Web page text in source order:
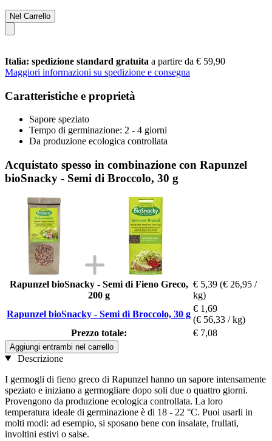
Nel Carrello
Italia: spedizione standard gratuita a partire da € 59,90
Maggiori informazioni su spedizione e consegna
Caratteristiche e proprietà
Sapore speziato
Tempo di germinazione: 2 - 4 giorni
Da produzione ecologica controllata
Acquistato spesso in combinazione con Rapunzel
bioSnacky - Semi di Broccolo, 30 g
Rapunzel bioSnacky - Semi di Fieno Greco,
200 g
€ 5,39 (€ 26,95 /
kg)
Rapunzel bioSnacky - Semi di Broccolo, 30 g
€ 1,69
(€ 56,33 / kg)
Prezzo totale:
€ 7,08
Aggiungi entrambi nel carrello
Descrizione
I germogli di fieno greco di Rapunzel hanno un sapore intensamente
speziato e iniziano a germogliare dopo soli due o quattro giorni.
Provengono da produzione ecologica controllata. La loro
temperatura ideale di germinazione è di 18 - 22 °C. Puoi usarli in
molti modi: ad esempio, si sposano bene con insalate, frullati,
involtini estivi o salse.